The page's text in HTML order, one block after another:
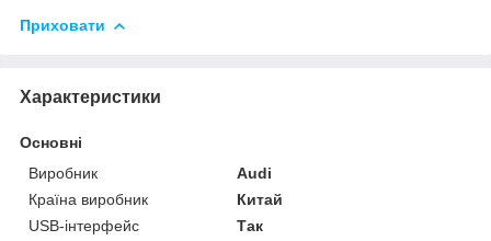
Приховати
Характеристики
Основні
Виробник
Audi
Країна виробник
Китай
USB-інтерфейс
Так